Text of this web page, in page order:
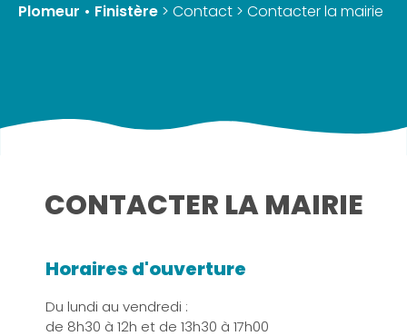
Plomeur • Finistère > Contact > Contacter la mairie
CONTACTER LA MAIRIE
Horaires d'ouverture
Du lundi au vendredi :
de 8h30 à 12h et de 13h30 à 17h00